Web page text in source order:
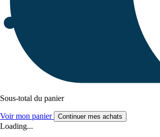
Sous-total du panier
Voir mon panier Continuer mes achats
Loading...